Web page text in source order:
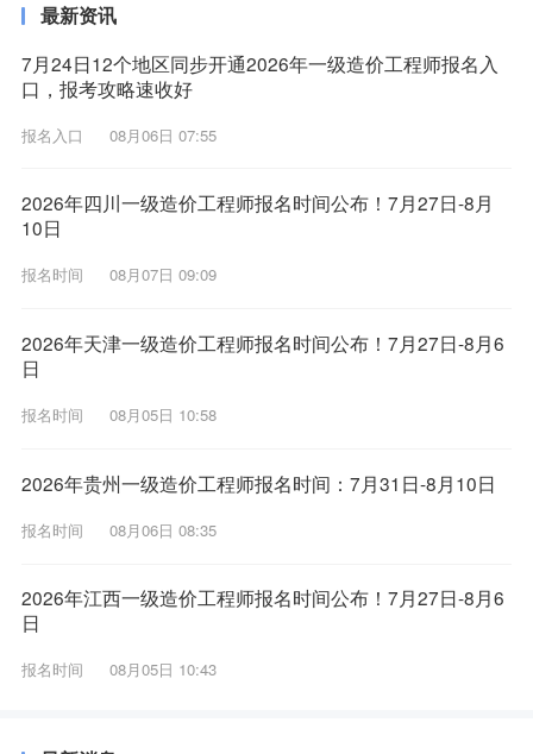
最新资讯
7月24日12个地区同步开通2026年一级造价工程师报名入
口，报考攻略速收好
报名入口 08月06日 07:55
2026年四川一级造价工程师报名时间公布！7月27日-8月
10日
报名时间 08月07日 09:09
2026年天津一级造价工程师报名时间公布！7月27日-8月6
日
报名时间 08月05日 10:58
2026年贵州一级造价工程师报名时间：7月31日-8月10日
报名时间 08月06日 08:35
2026年江西一级造价工程师报名时间公布！7月27日-8月6
日
报名时间 08月05日 10:43